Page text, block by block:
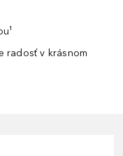
radosť v krásnom